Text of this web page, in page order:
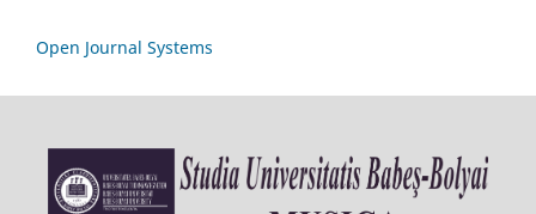
Open Journal Systems